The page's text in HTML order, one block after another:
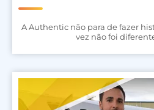
A Authentic não para de fazer
vez não foi